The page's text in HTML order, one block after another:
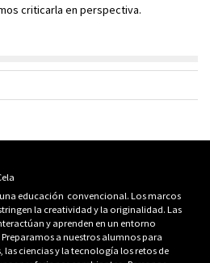
criticarla en perspectiva.
educación convencional. Los marcos
la creatividad y la originalidad. Las
y aprenden en un entorno
a nuestros alumnos para
ciencias y la tecnología los retos de